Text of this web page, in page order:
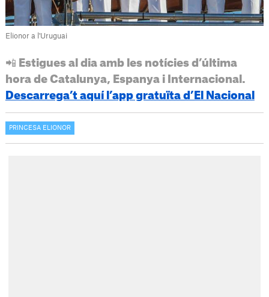
Elionor a l'Uruguai
📲 Estigues al dia amb les notícies d’última
hora de Catalunya, Espanya i Internacional.
Descarrega’t aquí l’app gratuïta d’El Nacional
PRINCESA ELIONOR